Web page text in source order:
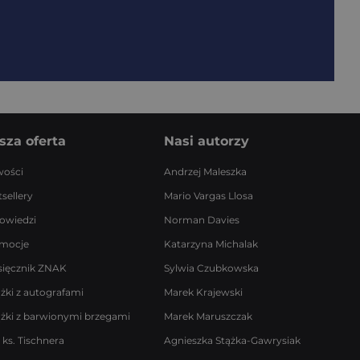
oferta
ZNAK
z autografami
z barwionymi brzegami
Tischnera
Nasi autorzy
Andrzej Maleszka
Mario Vargas Llosa
Norman Davies
Katarzyna Michalak
Sylwia Czubkowska
Marek Krajewski
Marek Maruszczak
Agnieszka Stążka-Gawrysiak